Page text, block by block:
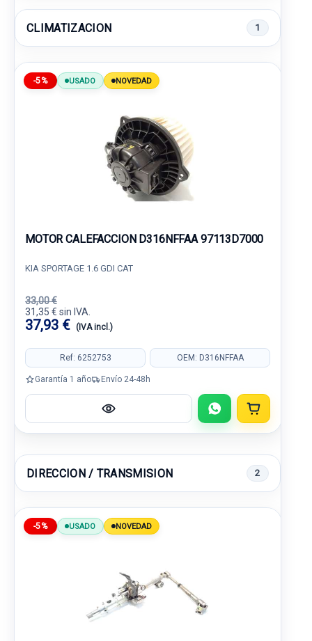
CLIMATIZACION 1
-5% USADO NOVEDAD
MOTOR CALEFACCION D316NFFAA 97113D7000
KIA SPORTAGE 1.6 GDI CAT
33,00 €
31,35 € sin IVA.
37,93 € (IVA incl.)
Ref: 6252753 OEM: D316NFFAA
Garantía 1 año Envío 24-48h
DIRECCION / TRANSMISION 2
-5% USADO NOVEDAD